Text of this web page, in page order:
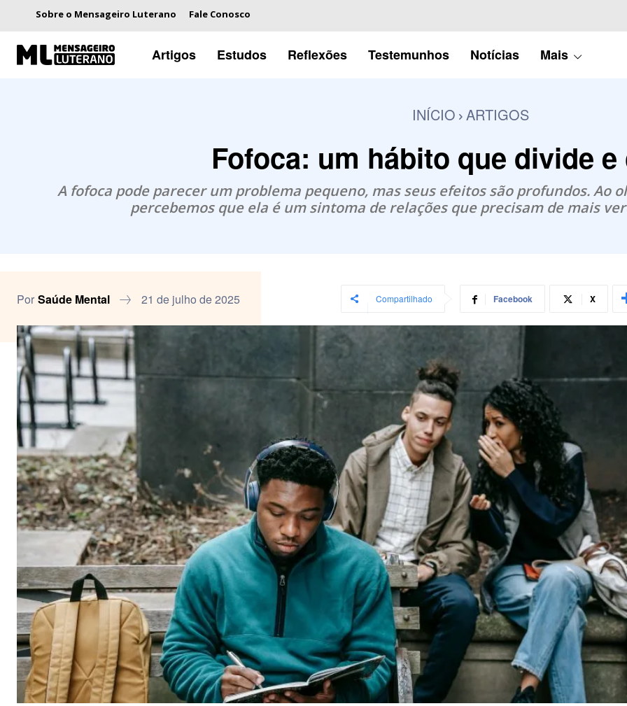
Sobre o Mensageiro Luterano Fale Conosco
Artigos Estudos Reflexões Testemunhos Notícias Mais
INÍCIO ARTIGOS
Fofoca: um hábito que divide e
A fofoca pode parecer um problema pequeno, mas seus efeitos são profundos. Ao
percebemos que ela é um sintoma de relações que precisam de mais
Por Saúde Mental 21 de julho de 2025 Compartilhado Facebook X